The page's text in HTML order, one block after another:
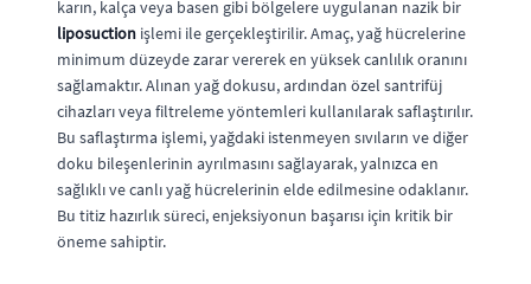
karın, kalça veya basen gibi bölgelere uygulanan nazik bir
liposuction işlemi ile gerçekleştirilir. Amaç, yağ hücrelerine
minimum düzeyde zarar vererek en yüksek canlılık oranını
sağlamaktır. Alınan yağ dokusu, ardından özel santrifüj
cihazları veya filtreleme yöntemleri kullanılarak saflaştırılır.
Bu saflaştırma işlemi, yağdaki istenmeyen sıvıların ve diğer
doku bileşenlerinin ayrılmasını sağlayarak, yalnızca en
sağlıklı ve canlı yağ hücrelerinin elde edilmesine odaklanır.
Bu titiz hazırlık süreci, enjeksiyonun başarısı için kritik bir
öneme sahiptir.